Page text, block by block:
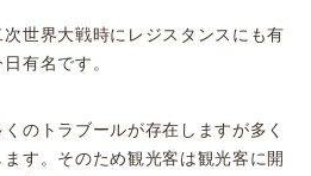
世界大戦時にレジスタンスにも有
有名です。
のトラブールが存在しますが多く
す。そのため観光客は観光客に開